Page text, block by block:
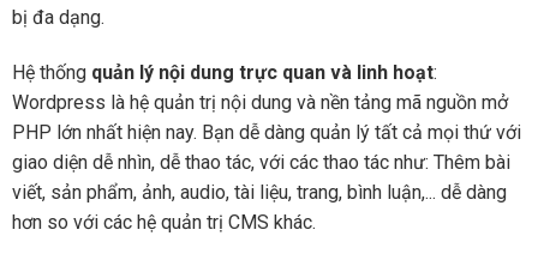
bị đa dạng.
Hệ thống quản lý nội dung trực quan và linh hoạt:
Wordpress là hệ quản trị nội dung và nền tảng mã nguồn mở
PHP lớn nhất hiện nay. Bạn dễ dàng quản lý tất cả mọi thứ với
giao diện dễ nhìn, dễ thao tác, với các thao tác như: Thêm bài
viết, sản phẩm, ảnh, audio, tài liệu, trang, bình luận,... dễ dàng
hơn so với các hệ quản trị CMS khác.